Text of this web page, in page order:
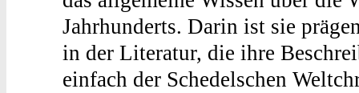
Jahrhunderts. Darin ist sie
in der Literatur, die ihre
einfach der Schedelschen